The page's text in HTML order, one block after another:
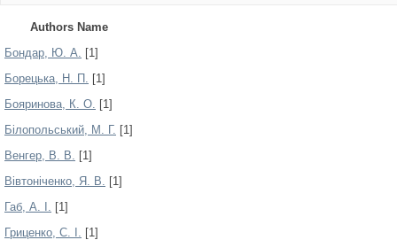
Authors Name
Бондар, Ю. А. [1]
Борецька, Н. П. [1]
Бояринова, К. О. [1]
Білопольський, М. Г. [1]
Венгер, В. В. [1]
Вівтоніченко, Я. В. [1]
Габ, А. І. [1]
Гриценко, С. І. [1]